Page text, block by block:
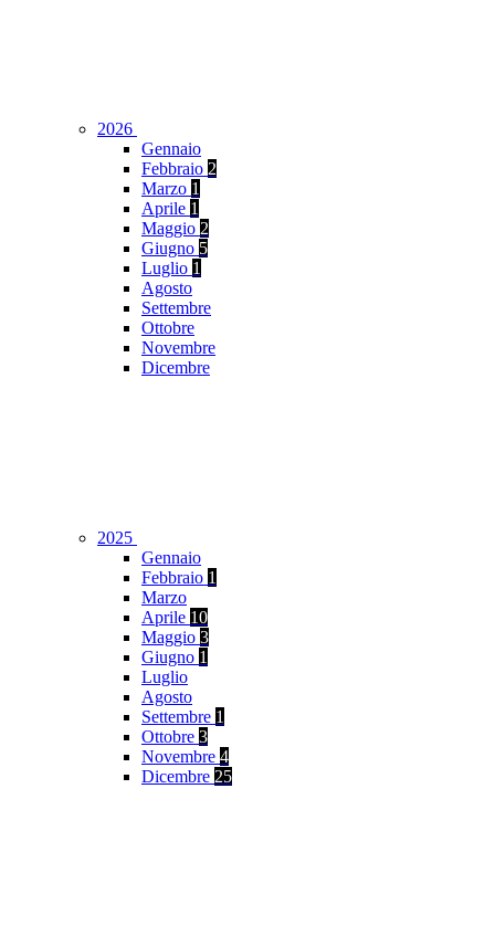
2026
Gennaio
Febbraio 2
Marzo 1
Aprile 1
Maggio 2
Giugno 5
Luglio 1
Agosto
Settembre
Ottobre
Novembre
Dicembre
2025
Gennaio
Febbraio 1
Marzo
Aprile 10
Maggio 3
Giugno 1
Luglio
Agosto
Settembre 1
Ottobre 3
Novembre 4
Dicembre 25